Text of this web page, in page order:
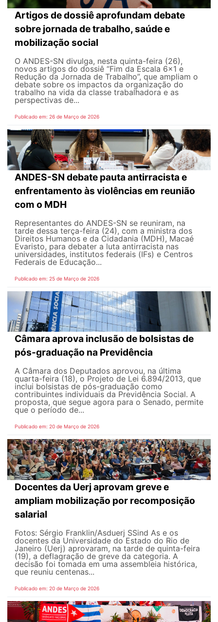
Artigos de dossiê aprofundam debate
sobre jornada de trabalho, saúde e
mobilização social
O ANDES-SN divulga, nesta quinta-feira (26),
novos artigos do dossiê “Fim da Escala 6×1 e
Redução da Jornada de Trabalho”, que ampliam o
debate sobre os impactos da organização do
trabalho na vida da classe trabalhadora e as
perspectivas de...
Publicado em: 26 de Março de 2026
ANDES-SN debate pauta antirracista e
enfrentamento às violências em reunião
com o MDH
Representantes do ANDES-SN se reuniram, na
tarde dessa terça-feira (24), com a ministra dos
Direitos Humanos e da Cidadania (MDH), Macaé
Evaristo, para debater a luta antirracista nas
universidades, institutos federais (IFs) e Centros
Federais de Educação...
Publicado em: 25 de Março de 2026
Câmara aprova inclusão de bolsistas de
pós-graduação na Previdência
A Câmara dos Deputados aprovou, na última
quarta-feira (18), o Projeto de Lei 6.894/2013, que
inclui bolsistas de pós-graduação como
contribuintes individuais da Previdência Social. A
proposta, que segue agora para o Senado, permite
que o período de...
Publicado em: 20 de Março de 2026
Docentes da Uerj aprovam greve e
ampliam mobilização por recomposição
salarial
Fotos: Sérgio Franklin/Asduerj SSind As e os
docentes da Universidade do Estado do Rio de
Janeiro (Uerj) aprovaram, na tarde de quinta-feira
(19), a deflagração de greve da categoria. A
decisão foi tomada em uma assembleia histórica,
que reuniu centenas...
Publicado em: 20 de Março de 2026